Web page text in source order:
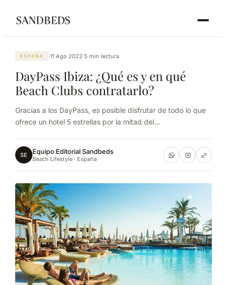
ESPAÑA ·11 Ago 2022·5 min lectura
DayPass Ibiza: ¿Qué es y en qué
Beach Clubs contratarlo?
Gracias a los DayPass, es posible disfrutar de todo lo que
ofrece un hotel 5 estrellas por la mitad del...
SE Equipo Editorial Sandbeds
Beach Lifestyle · España